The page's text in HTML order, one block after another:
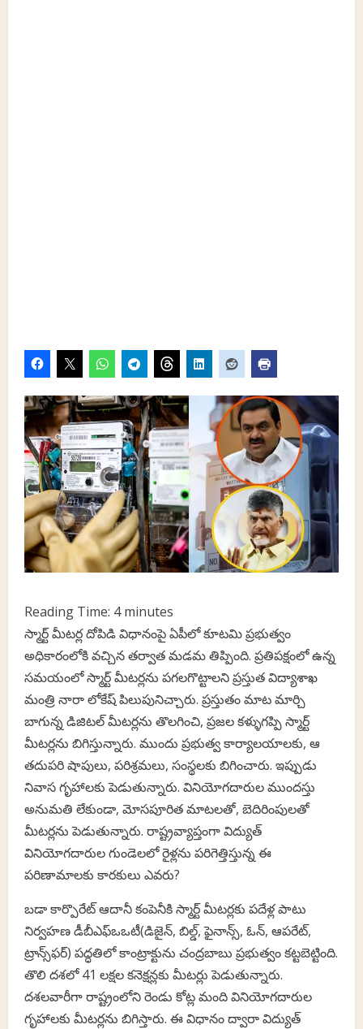
Reading Time: 4 minutes
స్మార్ట్ మీటర్ల దోపిడి విధానంపై ఏపీలో కూటమి ప్రభుత్వం
అధికారంలోకి వచ్చిన తర్వాత మడమ తిప్పింది. ప్రతిపక్షంలో ఉన్న
సమయంలో స్మార్ట్ మీటర్లను పగలగొట్టాలని ప్రస్తుత విద్యాశాఖ
మంత్రి నారా లోకేష్ పిలుపునిచ్చారు. ప్రస్తుతం మాట మార్చి
బాగున్న డిజిటల్‌ మీటర్లను తొలగించి, ప్రజల కళ్ళుగప్పి స్మార్ట్‌
మీటర్లను బిగిస్తున్నారు. ముందు ప్రభుత్వ కార్యాలయాలకు, ఆ
తదుపరి షాపులు, పరిశ్రమలు, సంస్థలకు బిగించారు. ఇప్పుడు
నివాస గృహాలకు పెడుతున్నారు. వినియోగదారుల ముందస్తు
అనుమతి లేకుండా, మోసపూరిత మాటలతో, బెదిరింపులతో
మీటర్లను పెడుతున్నారు. రాష్ట్రవ్యాప్తంగా విద్యుత్
వినియోగదారుల గుండెలలో రైళ్లను పరిగెత్తిస్తున్న ఈ
పరిణామాలకు కారకులు ఎవరు?
బడా కార్పొరేట్ ఆదానీ కంపెనీకి స్మార్ట్ మీటర్లకు పదేళ్ల పాటు
నిర్వహణ డీబీఎఫ్‌ఒఒటీ(డిజైన్‌, బిల్డ్‌, ఫైనాన్స్‌, ఓన్‌, ఆపరేట్‌,
ట్రాన్స్‌ఫర్‌) పద్ధతిలో కాంట్రాక్టును చంద్రబాబు ప్రభుత్వం కట్టబెట్టింది.
తొలి దశలో 41 లక్షల కనెక్షన్లకు మీటర్లు పెడుతున్నారు.
దశలవారీగా రాష్ట్రంలోని రెండు కోట్ల మంది వినియోగదారుల
గృహాలకు మీటర్లను బిగిస్తారు. ఈ విధానం ద్వారా విద్యుత్‌